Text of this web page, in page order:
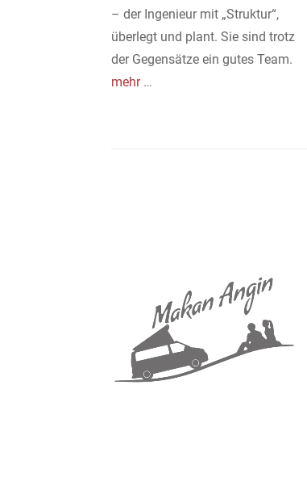
– der Ingenieur mit „Struktur“,
überlegt und plant. Sie sind trotz
der Gegensätze ein gutes Team.
mehr …